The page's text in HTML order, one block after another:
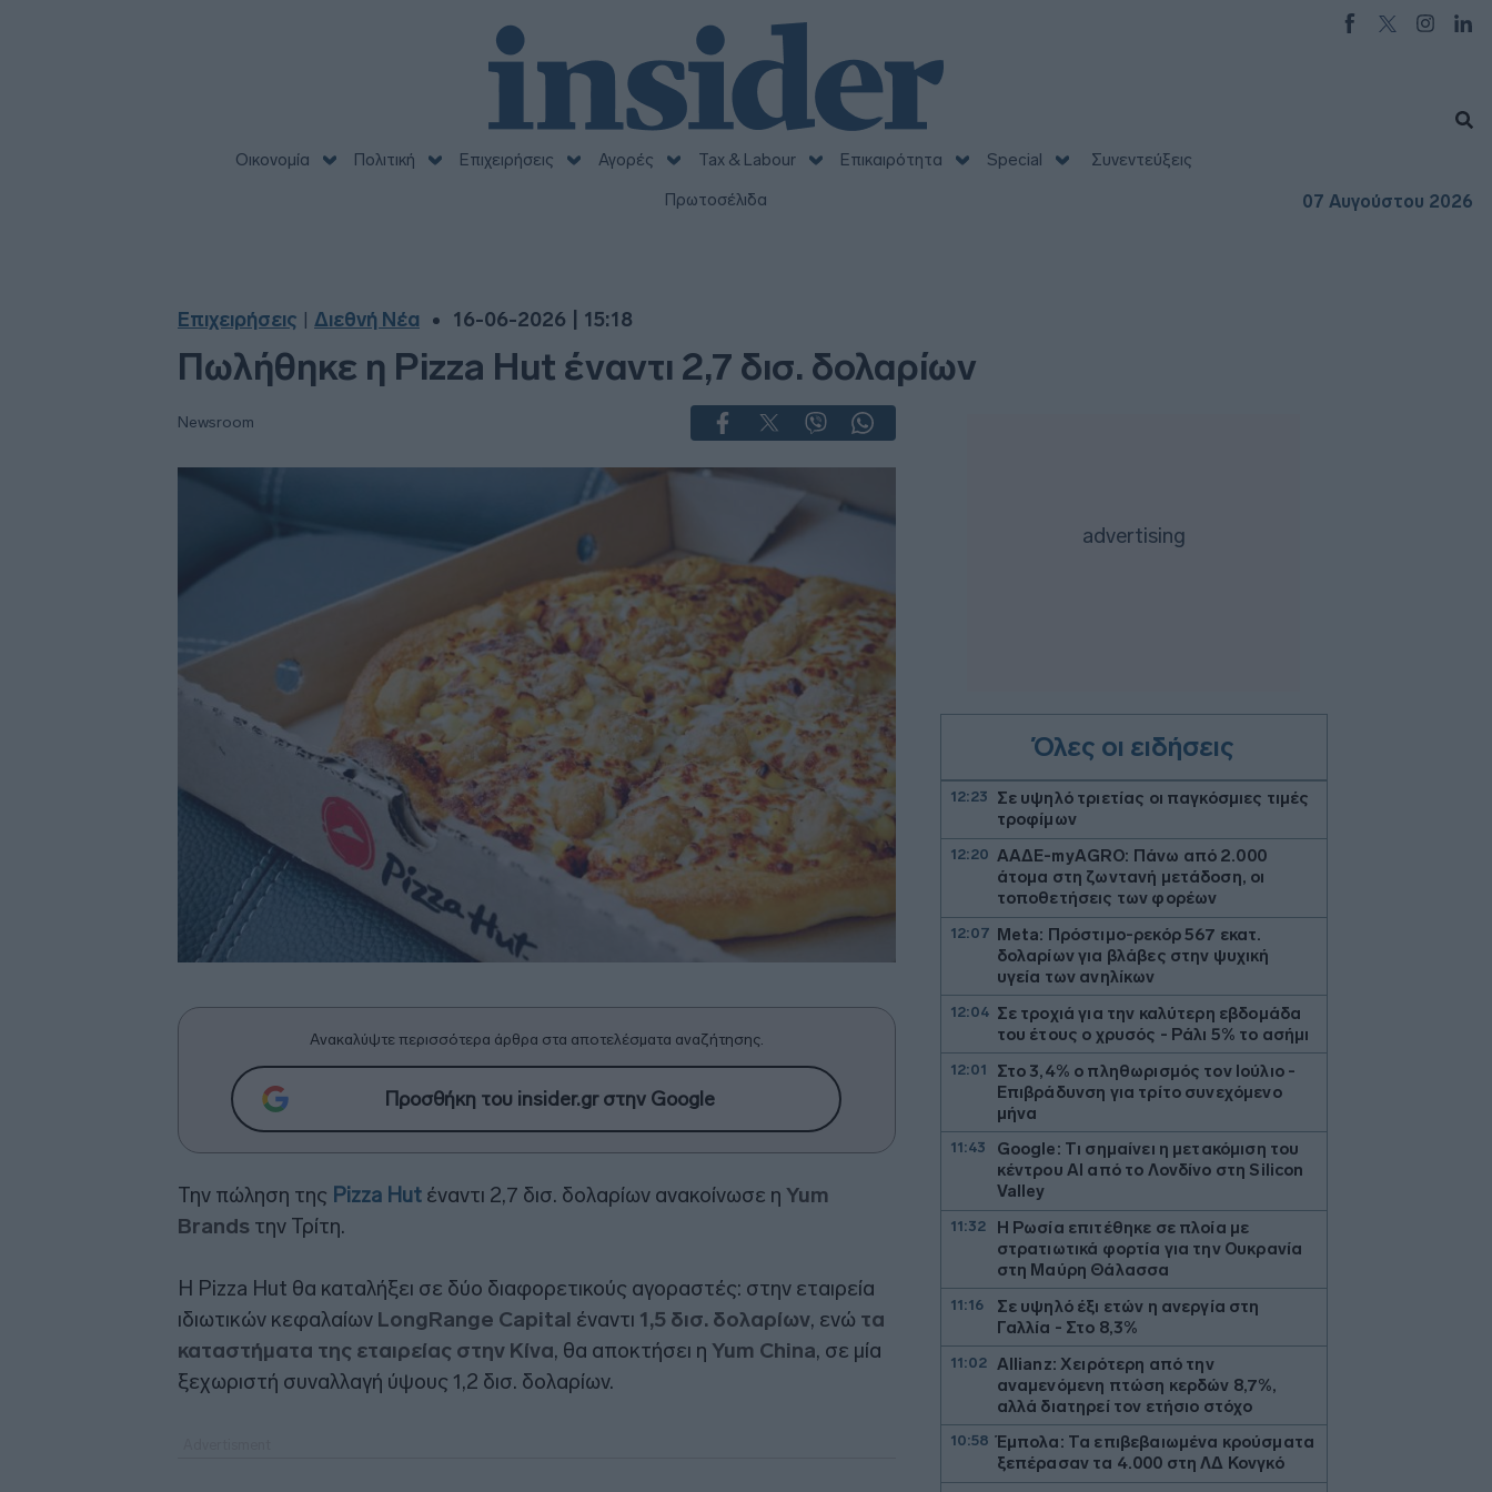
Οικονομία Πολιτική Επιχειρήσεις Αγορές Tax & Labour Επικαιρότητα Special
Συνεντεύξεις
Πρωτοσέλιδα
07 Αυγούστου 2026
Επιχειρήσεις Διεθνή Νέα 16-06-2026 | 15:18
Πωλήθηκε η Pizza Hut έναντι 2,7 δισ. δολαρίων
Newsroom
Ανακαλύψτε περισσότερα άρθρα στα αποτελέσματα αναζήτησης.
Προσθήκη του insider.gr στην Google
Την πώληση της Pizza Hut έναντι 2,7 δισ. δολαρίων ανακοίνωσε η Yum
Brands την Τρίτη.
Η Pizza Hut θα καταλήξει σε δύο διαφορετικούς αγοραστές: στην εταιρεία
ιδιωτικών κεφαλαίων LongRange Capital έναντι 1,5 δισ. δολαρίων, ενώ τα
καταστήματα της εταιρείας στην Κίνα, θα αποκτήσει η Yum China, σε μία
ξεχωριστή συναλλαγή ύψους 1,2 δισ. δολαρίων.
Όλες οι ειδήσεις
12:23
Σε υψηλό τριετίας οι παγκόσμιες τιμές
τροφίμων
12:20 ΑΑΔΕ-myAGRO: Πάνω από 2.000
άτομα στη ζωντανή μετάδοση, oι
τοποθετήσεις των φορέων
12:07 Meta: Πρόστιμο-ρεκόρ 567 εκατ.
δολαρίων για βλάβες στην ψυχική
υγεία των ανηλίκων
12:04 Σε τροχιά για την καλύτερη εβδομάδα
του έτους ο χρυσός - Ράλι 5% το ασήμι
12:01
Στο 3,4% ο πληθωρισμός τον Ιούλιο -
Επιβράδυνση για τρίτο συνεχόμενο
μήνα
11:43
Google: Tι σημαίνει η μετακόμιση του
κέντρου ΑΙ από το Λονδίνο στη Silicon
Valley
11:32
Η Ρωσία επιτέθηκε σε πλοία με
στρατιωτικά φορτία για την Ουκρανία
στη Μαύρη Θάλασσα
11:16
Σε υψηλό έξι ετών η ανεργία στη
Γαλλία - Στο 8,3%
11:02
Allianz: Χειρότερη από την
αναμενόμενη πτώση κερδών 8,7%,
αλλά διατηρεί τον ετήσιο στόχο
10:58 Έμπολα: Τα επιβεβαιωμένα κρούσματα
ξεπέρασαν τα 4.000 στη ΛΔ Κονγκό